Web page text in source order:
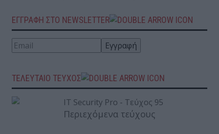
ΕΓΓΡΑΦΗ ΣΤΟ NEWSLETTER
ΤΕΛΕΥΤΑΙΟ ΤΕΥΧΟΣ
Περιεχόμενα τεύχους